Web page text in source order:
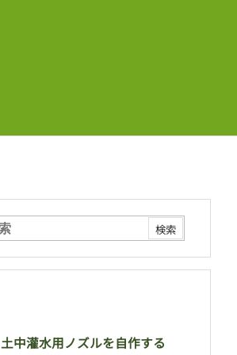
土中灌水用ノズルを自作する